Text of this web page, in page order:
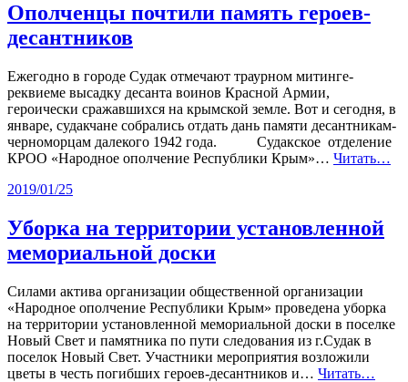
Ополченцы почтили память героев-
десантников
Ежегодно в городе Судак отмечают траурном митинге-
реквиеме высадку десанта воинов Красной Армии,
героически сражавшихся на крымской земле. Вот и сегодня, в
январе, судакчане собрались отдать дань памяти десантникам-
черноморцам далекого 1942 года. Судакское отделение
КРОО «Народное ополчение Республики Крым»… Читать…
2019/01/25
Уборка на территории установленной
мемориальной доски
Силами актива организации общественной организации
«Народное ополчение Республики Крым» проведена уборка
на территории установленной мемориальной доски в поселке
Новый Свет и памятника по пути следования из г.Судак в
поселок Новый Свет. Участники мероприятия возложили
цветы в честь погибших героев-десантников и… Читать…